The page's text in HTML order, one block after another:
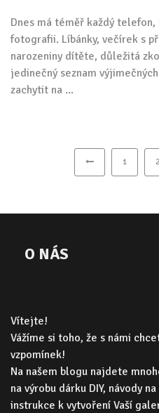
Dnes má téměř každý
fotografii. Líbánky, večírek s
narozeniny dítěte, důležitá
jedinečný seznam
zachytit na ...
1 2
O NÁS
Vítejte!
Vážíme si toho, že s námi
vzpomínek!
Na našem blogu najdete
na výrobu dárku DIY, návody
instrukce k vytvoření Vaší